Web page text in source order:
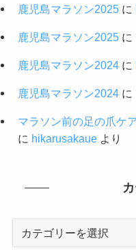
鹿児島マラソン2025に
鹿児島マラソン2025に
鹿児島マラソン2024に
鹿児島マラソン2024に
マラソン前の足の爪ケ
に hikarusakaueより